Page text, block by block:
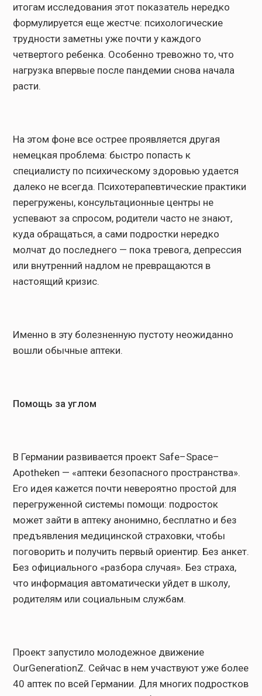
итогам исследования этот показатель нередко
формулируется еще жестче: психологические
трудности заметны уже почти у каждого
четвертого ребенка. Особенно тревожно то, что
нагрузка впервые после пандемии снова начала
расти.
На этом фоне все острее проявляется другая
немецкая проблема: быстро попасть к
специалисту по психическому здоровью удается
далеко не всегда. Психотерапевтические практики
перегружены, консультационные центры не
успевают за спросом, родители часто не знают,
куда обращаться, а сами подростки нередко
молчат до последнего — пока тревога, депрессия
или внутренний надлом не превращаются в
настоящий кризис.
Именно в эту болезненную пустоту неожиданно
вошли обычные аптеки.
Помощь за углом
В Германии развивается проект Safe–Space–
Apotheken — «аптеки безопасного пространства».
Его идея кажется почти невероятно простой для
перегруженной системы помощи: подросток
может зайти в аптеку анонимно, бесплатно и без
предъявления медицинской страховки, чтобы
поговорить и получить первый ориентир. Без анкет.
Без официального «разбора случая». Без страха,
что информация автоматически уйдет в школу,
родителям или социальным службам.
Проект запустило молодежное движение
OurGenerationZ. Сейчас в нем участвуют уже более
40 аптек по всей Германии. Для многих подростков